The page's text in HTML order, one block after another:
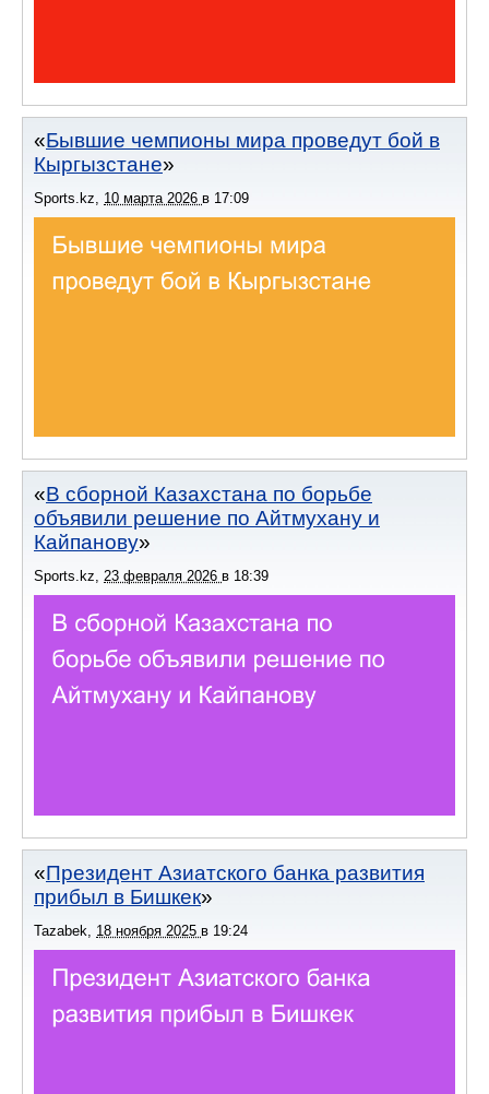
Бывшие чемпионы мира проведут бой в
Кыргызстане
Sports.kz 10 марта 2026 в 17:09
В сборной Казахстана по борьбе
объявили решение по Айтмухану и
Кайпанову
Sports.kz, 23 февраля 2026 в 18:39
Президент Азиатского банка развития
прибыл в Бишкек
Tazabek, 18 ноября 2025 в 19:24